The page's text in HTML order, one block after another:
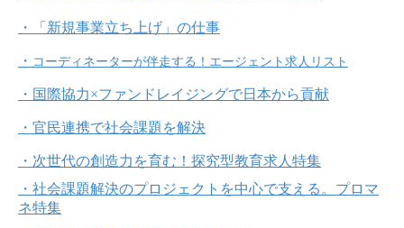
・「新規事業立ち上げ」の仕事
・ コーディネーターが伴走する！エージェント求人リスト
・ 国際協力×ファンドレイジングで日本から貢献
・官民連携で社会課題を解決
・次世代の創造力を育む！探究型教育求人特集
・社会課題解決のプロジェクトを中心で支える。プロマ
ネ特集